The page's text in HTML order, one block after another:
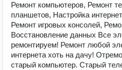
Ремонт компьютеров, Ремонт
планшетов, Настройка
Ремонт игровых консолей,
Восстановление данных Все
ремонтируем! Ремонт любой
интернета хоть на дачу!
старый компьютер. Старый